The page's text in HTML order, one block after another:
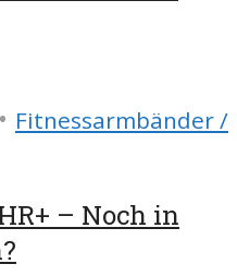
• Fitnessarmbänder /
– Noch in